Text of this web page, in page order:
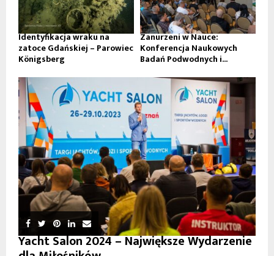
Identyfikacja wraku na
zatoce Gdańskiej – Parowiec
Königsberg
Zanurzeni w Nauce:
Konferencja Naukowych
Badań Podwodnych i...
Yacht Salon 2024 – Największe Wydarzenie